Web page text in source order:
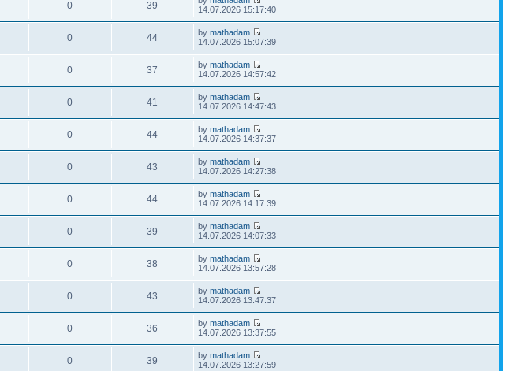
0 39
14.07.2026 15:17:40
0 44 bymathadam
14.07.2026 15:07:39
0 37 bymathadam
14.07.2026 14:57:42
0 41 bymathadam
14.07.2026 14:47:43
0 44 bymathadam
14.07.2026 14:37:37
0 43 bymathadam
14.07.2026 14:27:38
0 44 bymathadam
14.07.2026 14:17:39
0 39 bymathadam
14.07.2026 14:07:33
0 38 bymathadam
14.07.2026 13:57:28
0 43 bymathadam
14.07.2026 13:47:37
0 36 bymathadam
14.07.2026 13:37:55
0 39 bymathadam
14.07.2026 13:27:59